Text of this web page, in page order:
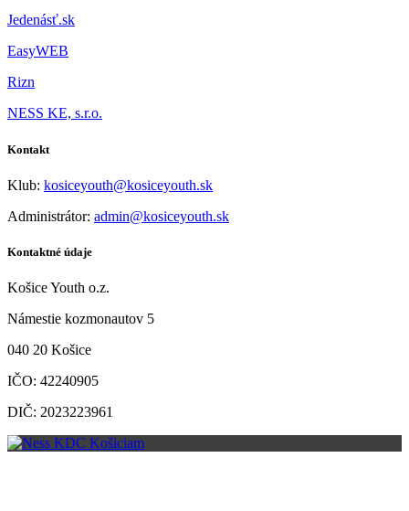
Jedenásť.sk
EasyWEB
Rizn
NESS KE, s.r.o.
Kontakt
Klub: kosiceyouth@kosiceyouth.sk
Administrátor: admin@kosiceyouth.sk
Kontaktné údaje
Košice Youth o.z.
Námestie kozmonautov 5
040 20 Košice
IČO: 42240905
DIČ: 2023223961